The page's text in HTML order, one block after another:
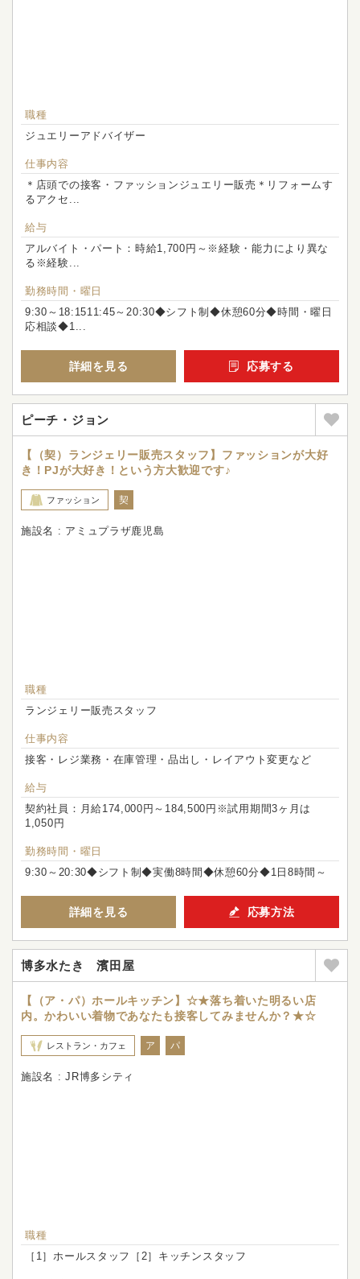
職種
ジュエリーアドバイザー
仕事内容
＊店頭での接客・ファッションジュエリー販売＊リフォームす
るアクセ...
給与
アルバイト・パート：時給1,700円～※経験・能力により異な
る※経験...
勤務時間・曜日
9:30～18:1511:45～20:30◆シフト制◆休憩60分◆時間・曜日
応相談◆1...
詳細を見る 応募する
ピーチ・ジョン
【（契）ランジェリー販売スタッフ】ファッションが大好
き！PJが大好き！という方大歓迎です♪
ファッション 契
施設名 : アミュプラザ鹿児島
職種
ランジェリー販売スタッフ
仕事内容
接客・レジ業務・在庫管理・品出し・レイアウト変更など
給与
契約社員：月給174,000円～184,500円※試用期間3ヶ月は
1,050円
勤務時間・曜日
9:30～20:30◆シフト制◆実働8時間◆休憩60分◆1日8時間～
詳細を見る 応募方法
博多水たき 濱田屋
【（ア・パ）ホールキッチン】☆★落ち着いた明るい店
内。かわいい着物であなたも接客してみませんか？★☆
レストラン・カフェ ア パ
施設名 : JR博多シティ
職種
［1］ホールスタッフ［2］キッチンスタッフ